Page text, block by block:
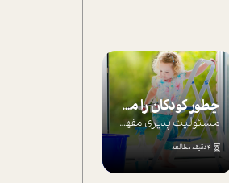
چطور کودکان را مسئولیت‌پذیر بار بیاورید؟
مسئولیت پذیری مفهومی ا ست که هر چه کودکت...
4 دقیقه مطالعه